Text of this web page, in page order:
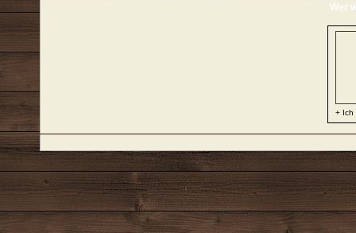
Wer
+ Ich